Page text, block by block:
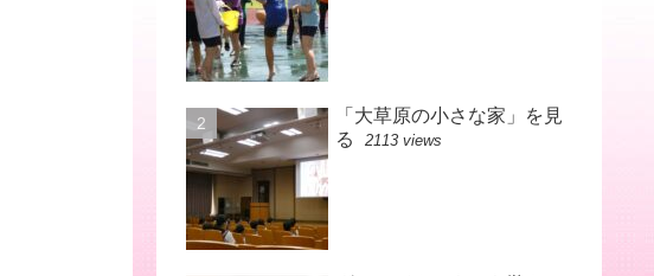
「大草原の小さな家」を見
る
2113 views